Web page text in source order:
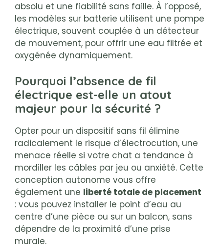
absolu et une fiabilité sans faille. À l’opposé,
les modèles sur batterie utilisent une pompe
électrique, souvent couplée à un détecteur
de mouvement, pour offrir une eau filtrée et
oxygénée dynamiquement.
Pourquoi l’absence de fil
électrique est-elle un atout
majeur pour la sécurité ?
Opter pour un dispositif sans fil élimine
radicalement le risque d’électrocution, une
menace réelle si votre chat a tendance à
mordiller les câbles par jeu ou anxiété. Cette
conception autonome vous offre
également une liberté totale de placement
: vous pouvez installer le point d’eau au
centre d’une pièce ou sur un balcon, sans
dépendre de la proximité d’une prise
murale.